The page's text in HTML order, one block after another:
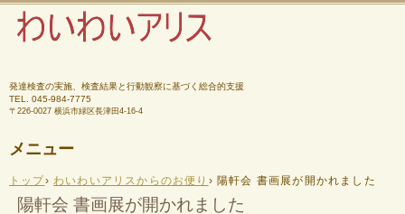
発達検査の実施、検査結果と行動観察に基づく総合的支援
TEL.
045-984-7775
〒226-0027 横浜市緑区長津田4-16-4
メニュー
ン
テ
トップ› わいわいアリスからのお便り › 陽軒会 書画展が開かれました
陽軒会 書画展が開かれました